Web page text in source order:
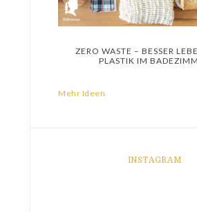
ZERO WASTE – BESSER
PLASTIK IM
Mehr Ideen
INSTAGRAM